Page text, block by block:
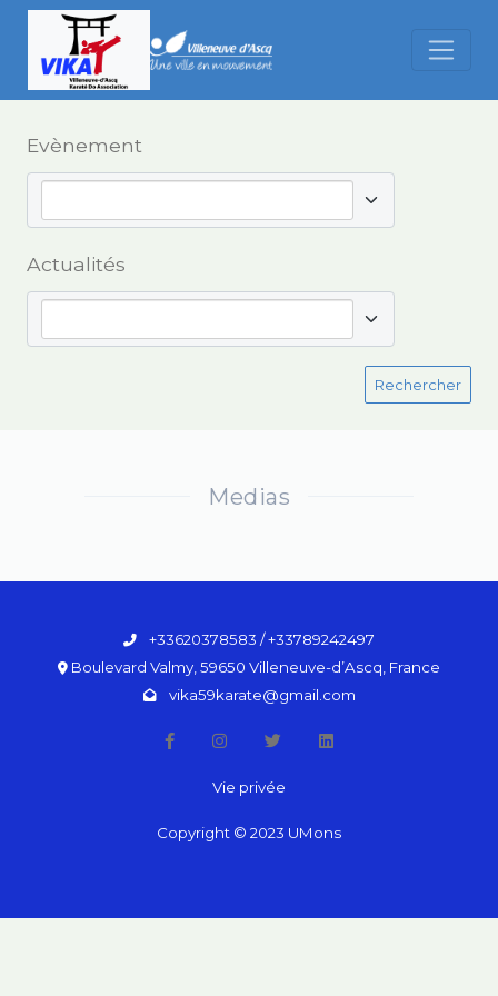
Evènement
Actualités
Rechercher
Medias
+33620378583 / +33789242497
Boulevard Valmy, 59650 Villeneuve-d’Ascq, France
vika59karate@gmail.com
Vie privée
Copyright © 2023 UMons